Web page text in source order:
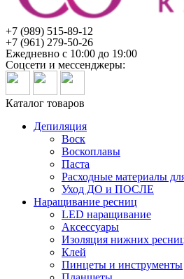
+7 (989) 515-89-12
+7 (961) 279-50-26
Ежедневно с 10:00 до 19:00
Соцсети и мессенджеры:
Каталог товаров
Депиляция
Воск
Воскоплавы
Паста
Расходные материалы
Уход ДО и ПОСЛЕ
Наращивание ресниц
LED наращивание
Аксессуары
Изоляция нижних
Клей
Пинцеты и инструменты